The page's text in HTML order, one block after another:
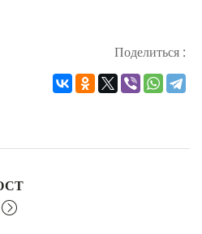
Поделиться :